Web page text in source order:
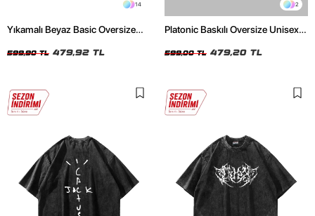
14
Yıkamalı Beyaz Basic Oversize
599,90 TL 479,92 TL
2
Platonic Baskılı Oversize Unisex
599,00 TL 479,20 TL